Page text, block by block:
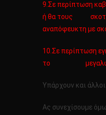
9.Σε περίπτωση
ή θα τους
αναπόφευκτη με
10.Σε περίπτωση
το μεγαλώσετε
Υπάρχουν και
Ας συνεχίσουμε